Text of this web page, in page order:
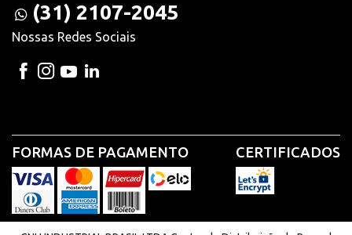
(31) 2107-2045
Nossas Redes Sociais
FORMAS DE PAGAMENTO CERTIFICADOS